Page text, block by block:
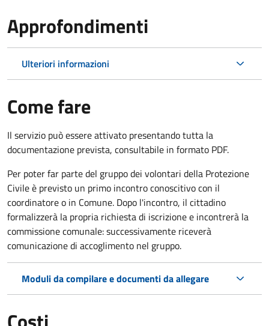
Approfondimenti
Ulteriori informazioni
Come fare
Il servizio può essere attivato presentando tutta la
documentazione prevista, consultabile in formato PDF.
Per poter far parte del gruppo dei volontari della Protezione
Civile è previsto un primo incontro conoscitivo con il
coordinatore o in Comune. Dopo l'incontro, il cittadino
formalizzerà la propria richiesta di iscrizione e incontrerà la
commissione comunale: successivamente riceverà
comunicazione di accoglimento nel gruppo.
Moduli da compilare e documenti da allegare